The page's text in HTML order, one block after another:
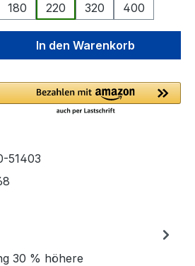
180 220 320 400
Gib den
In den Warenkorb
51403
30 % höhere